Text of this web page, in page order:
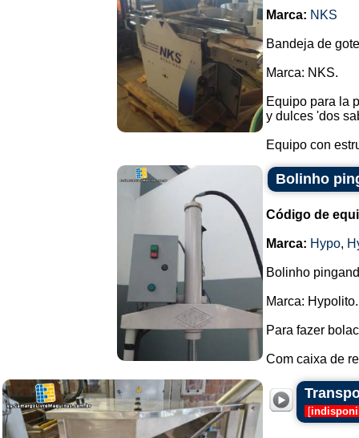
Marca: NKS
Bandeja de
Marca: NKS.
Equipo para la
y dulces 'dos
Equipo con
Bolinho
Código de
Marca: Hypo,
Bolinho
Marca: Hypolito.
Para fazer
Com caixa de
[